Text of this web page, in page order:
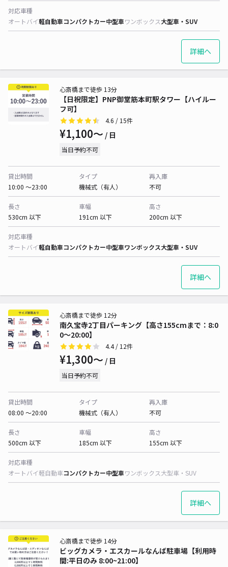
対応車種
オートバイ軽自動車コンパクトカー中型車ワンボックス大型車・SUV
詳細へ
【日祝限定】PNP御堂筋本町駅タワー【ハイルー
フ可】
心斎橋まで徒歩 13分
4.6 / 15件
¥1,100〜 / 日
当日予約不可
貸出時間
10:00 〜23:00
タイプ
機械式（有人）
再入庫
不可
長さ
530cm 以下
車幅
191cm 以下
高さ
200cm 以下
対応車種
オートバイ軽自動車コンパクトカー中型車ワンボックス大型車・SUV
詳細へ
南久宝寺2丁目パーキング【高さ155cmまで：8:0
0〜20:00】
心斎橋まで徒歩 12分
4.4/ 12件
¥1,300〜 / 日
当日予約不可
貸出時間
08:00 〜20:00
タイプ
機械式（有人）
再入庫
不可
長さ
500cm 以下
車幅
185cm 以下
高さ
155cm 以下
対応車種
オートバイ軽自動車コンパクトカー中型車ワンボックス大型車・SUV
詳細へ
ビッグカメラ・エスカールなんば駐車場【利用時
間:平日のみ 8:00~21:00】
心斎橋まで徒歩 14分